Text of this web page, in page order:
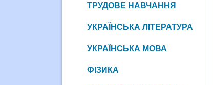
ТРУДОВЕ НАВЧАННЯ
УКРАЇНСЬКА ЛІТЕРАТУРА
УКРАЇНСЬКА МОВА
ФІЗИКА